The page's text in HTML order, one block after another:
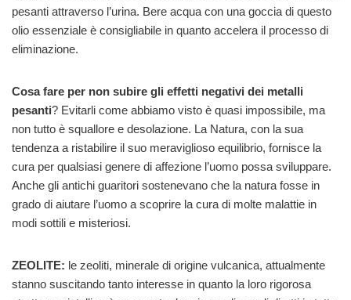
pesanti attraverso l’urina. Bere acqua con una goccia di questo
olio essenziale è consigliabile in quanto accelera il processo di
eliminazione.
Cosa fare per non subire gli effetti negativi dei metalli
pesanti? Evitarli come abbiamo visto è quasi impossibile, ma
non tutto è squallore e desolazione. La Natura, con la sua
tendenza a ristabilire il suo meraviglioso equilibrio, fornisce la
cura per qualsiasi genere di affezione l’uomo possa sviluppare.
Anche gli antichi guaritori sostenevano che la natura fosse in
grado di aiutare l’uomo a scoprire la cura di molte malattie in
modi sottili e misteriosi.
ZEOLITE: le zeoliti, minerale di origine vulcanica, attualmente
stanno suscitando tanto interesse in quanto la loro rigorosa